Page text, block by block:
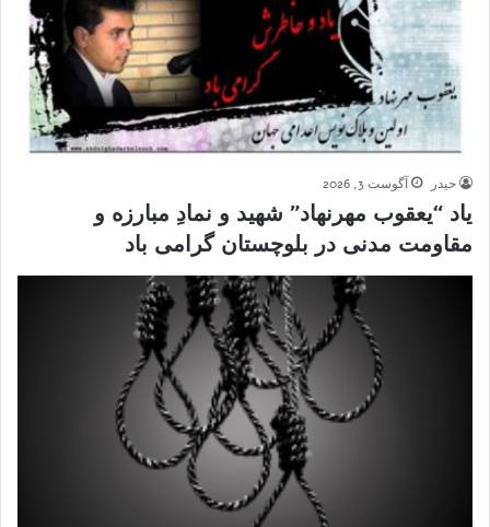
حیدر آگوست 3, 2026
یاد “یعقوب مهرنهاد” شهید و نمادِ مبارزه و
مقاومت مدنی در بلوچستان گرامی باد